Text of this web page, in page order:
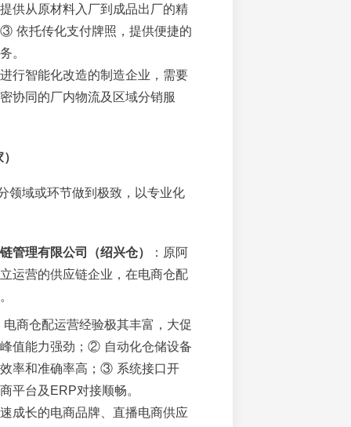
供从原材料入厂到成品出厂的精
依托传化支付牌照，提供便捷的
。
行智能化改造的制造企业，需要
协同的厂内物流及区域分销服
领域或环节做到极致，以专业化
管理有限公司（绍兴仓）
：原阿
运营的供应链企业，在电商仓配
商仓配运营经验极其丰富，大促
值能力强劲；② 自动化仓储设备
率和准确率高；③ 系统接口开
平台及ERP对接顺畅。
成长的电商品牌、直播电商供应